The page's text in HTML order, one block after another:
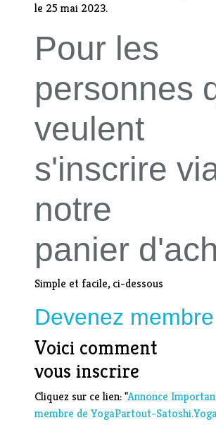
le 25 mai 2023.
Pour les
personnes
veulent
s'inscrire
notre
panier
Simple et facile, ci-dessous
Devenez membre
Voici comment
vous inscrire
Cliquez sur ce lien: "Annonce
membre de YogaPartout-